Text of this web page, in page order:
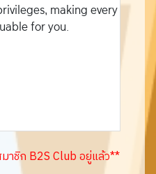
making every
for you.
าชิก B2S Club อยู่แล้ว**